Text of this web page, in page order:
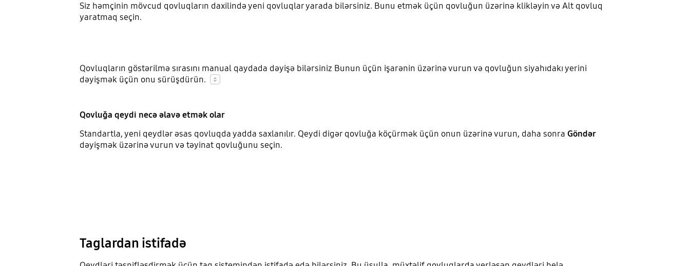
Siz həmçinin mövcud qovluqların daxilində yeni qovluqlar yarada bilərsiniz. Bunu etmək üçün qovluğun üzərinə klikləyin və Alt qovluq
yaratmaq seçin.
Qovluqların göstərilmə sırasını manual qaydada dəyişə bilərsiniz Bunun üçün işarənin üzərinə vurun və qovluğun siyahıdakı yerini
dəyişmək üçün onu sürüşdürün.
Qovluğa qeydi necə əlavə etmək olar
Standartla, yeni qeydlər əsas qovluqda yadda saxlanılır. Qeydi digər qovluğa köçürmək üçün onun üzərinə vurun, daha sonra Göndər
dəyişmək üzərinə vurun və təyinat qovluğunu seçin.
Taglardan istifadə